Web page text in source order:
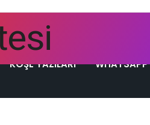
KÖŞE YAZILARI WHATSAPP